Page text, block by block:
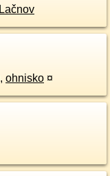
Lačnov
, ohnisko ¤